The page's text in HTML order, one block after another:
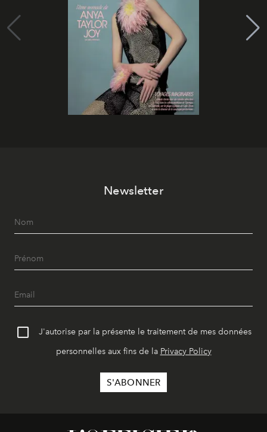
Newsletter
J'autorise par la présente le traitement de mes données
personnelles aux fins de la Privacy Policy